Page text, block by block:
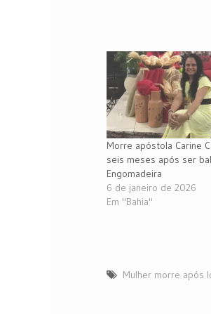
Morre apóstola Carine
seis meses após ser
Engomadeira
6 de janeiro de 2026
Em "Bahia"
Mulher morre após